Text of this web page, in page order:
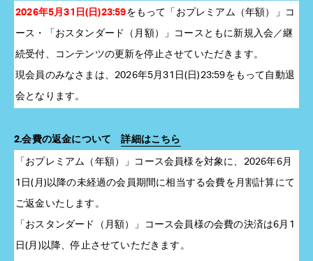
2026年5月31日(日)23:59をもって「おプレミアム（年額）」コ
ース・「おスタンダード（月額）」コースともに新規入会／継
続受付、コンテンツの更新を停止させていただきます。
現会員のみなさまは、2026年5月31日(日)23:59をもって自動退
会となります。
2.会費の返金について詳細はこちら
「おプレミアム（年額）」コース会員様を対象に、2026年6月
1日(月)以降の未経過の会員期間に相当する会費を月割計算にて
ご返金いたします。
「おスタンダード（月額）」コース会員様の会費の決済は6月1
日(月)以降、停止させていただきます。